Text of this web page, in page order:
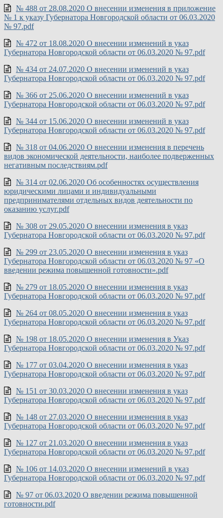
№ 488 от 28.08.2020 О внесении изменения в приложение
№ 1 к указу Губернатора Новгородской области от 06.03.2020
№ 97.pdf
№ 472 от 18.08.2020 О внесении изменений в указ
Губернатора Новгородской области от 06.03.2020 № 97.pdf
№ 434 от 24.07.2020 О внесении изменений в указ
Губернатора Новгородской области от 06.03.2020 № 97.pdf
№ 366 от 25.06.2020 О внесении изменений в указ
Губернатора Новгородской области от 06.03.2020 № 97.pdf
№ 344 от 15.06.2020 О внесении изменений в указ
Губернатора Новгородской области от 06.03.2020 № 97.pdf
№ 318 от 04.06.2020 О внесении изменения в перечень
видов экономической деятельности, наиболее подверженных
негативным последствиям.pdf
№ 314 от 02.06.2020 Об особенностях осуществления
юридическими лицами и индивидуальными
предпринимателями отдельных видов деятельности по
оказанию услуг.pdf
№ 308 от 29.05.2020 О внесении изменения в указ
Губернатора Новгородской области от 06.03.2020 № 97.pdf
№ 299 от 23.05.2020 О внесении изменения в указ
Губернатора Новгородской области от 06.03.2020 № 97 «О
введении режима повышенной готовности».pdf
№ 279 от 18.05.2020 О внесении изменения в указ
Губернатора Новгородской области от 06.03.2020 № 97.pdf
№ 264 от 08.05.2020 О внесении изменения в указ
Губернатора Новгородской области от 06.03.2020 № 97.pdf
№ 198 от 18.05.2020 О внесении изменения в Указ
Губернатора Новгородской области от 06.03.2020 № 97.pdf
№ 177 от 03.04.2020 О внесении изменения в указ
Губернатора Новгородской области от 06.03.2020 № 97.pdf
№ 151 от 30.03.2020 О внесении изменения в указ
Губернатора Новгородской области от 06.03.2020 № 97.pdf
№ 148 от 27.03.2020 О внесении изменения в указ
Губернатора Новгородской области от 06.03.2020 № 97.pdf
№ 127 от 21.03.2020 О внесении изменения в указ
Губернатора Новгородской области от 06.03.2020 № 97.pdf
№ 106 от 14.03.2020 О внесении изменений в указ
Губернатора Новгородской области от 06.03.2020 № 97.pdf
№ 97 от 06.03.2020 О введении режима повышенной
готовности.pdf